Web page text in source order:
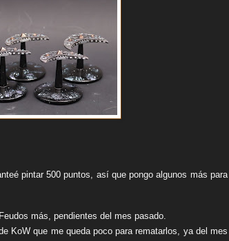
pintar 500 puntos, así que pongo algunos más para
más, pendientes del mes pasado.
KoW que me queda poco para rematarlos, ya del mes